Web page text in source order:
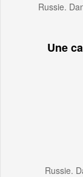
Russie.
Une
Russie.